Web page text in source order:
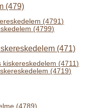
(479)
(4791)
(4799)
(471)
kiskereskedelem (4711)
(4719)
(4789)